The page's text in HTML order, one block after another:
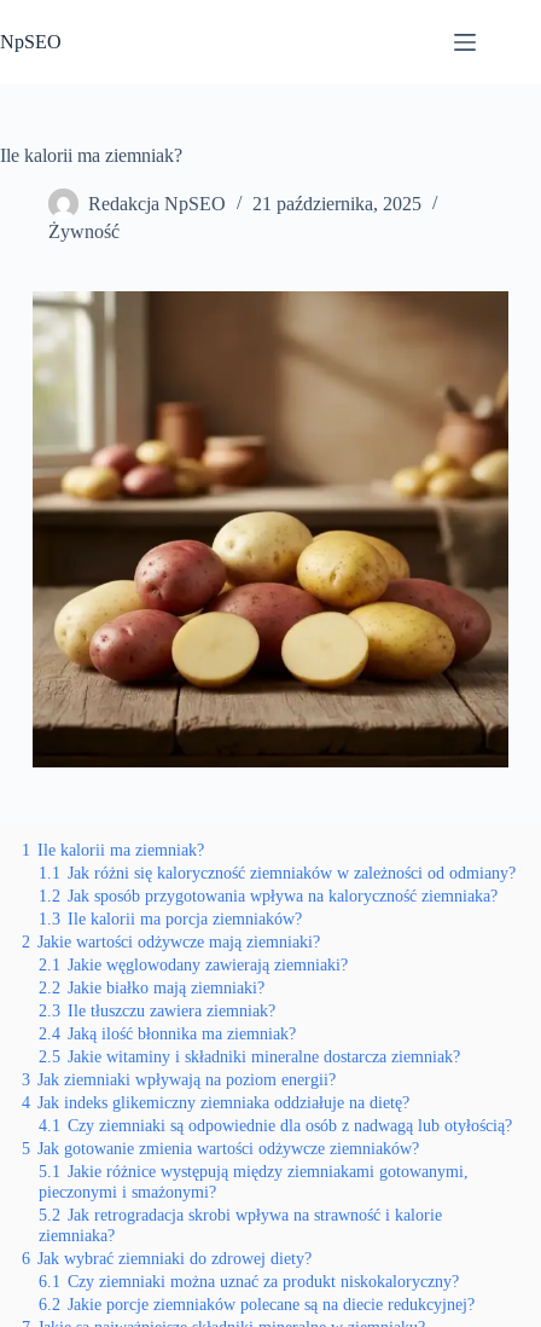
do
treści
NpSEO
Ile kalorii ma ziemniak?
Redakcja NpSEO
21 października, 2025
Żywność
1 Ile kalorii ma ziemniak?
1.1 Jak różni się kaloryczność ziemniaków w zależności od odmiany?
1.2 Jak sposób przygotowania wpływa na kaloryczność ziemniaka?
1.3 Ile kalorii ma porcja ziemniaków?
2 Jakie wartości odżywcze mają ziemniaki?
2.1 Jakie węglowodany zawierają ziemniaki?
2.2 Jakie białko mają ziemniaki?
2.3 Ile tłuszczu zawiera ziemniak?
2.4 Jaką ilość błonnika ma ziemniak?
2.5 Jakie witaminy i składniki mineralne dostarcza ziemniak?
3 Jak ziemniaki wpływają na poziom energii?
4 Jak indeks glikemiczny ziemniaka oddziałuje na dietę?
4.1 Czy ziemniaki są odpowiednie dla osób z nadwagą lub otyłością?
5 Jak gotowanie zmienia wartości odżywcze ziemniaków?
5.1 Jakie różnice występują między ziemniakami gotowanymi,
pieczonymi i smażonymi?
5.2 Jak retrogradacja skrobi wpływa na strawność i kalorie
ziemniaka?
6 Jak wybrać ziemniaki do zdrowej diety?
6.1 Czy ziemniaki można uznać za produkt niskokaloryczny?
6.2 Jakie porcje ziemniaków polecane są na diecie redukcyjnej?